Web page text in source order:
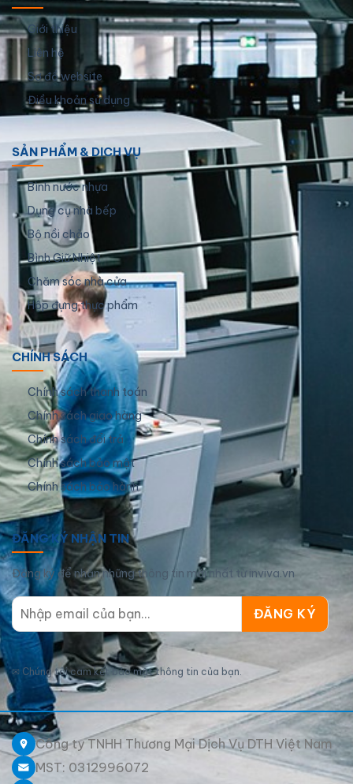
Giới thiệu
Liên hệ
Sơ đồ website
Điều khoản sử dụng
SẢN PHẨM & DỊCH VỤ
Bình nước nhựa
Dụng cụ nhà bếp
Bộ nồi chảo
Bình Giữ Nhiệt
Chăm sóc nhà cửa
Hộp đựng thực phẩm
CHÍNH SÁCH
Chính sách thanh toán
Chính sách giao hàng
Chính sách đổi trả
Chính sách bảo mật
Chính sách bảo hành
ĐĂNG KÝ NHẬN TIN
Đăng ký để nhận những thông tin mới nhất từ inviva.vn
✉ Chúng tôi cam kết bảo mật thông tin của bạn.
Công ty TNHH Thương Mại Dịch Vụ DTH Việt Nam
MST: 0312996072